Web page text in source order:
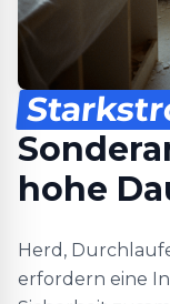
hohe
Herd,
erfordern eine